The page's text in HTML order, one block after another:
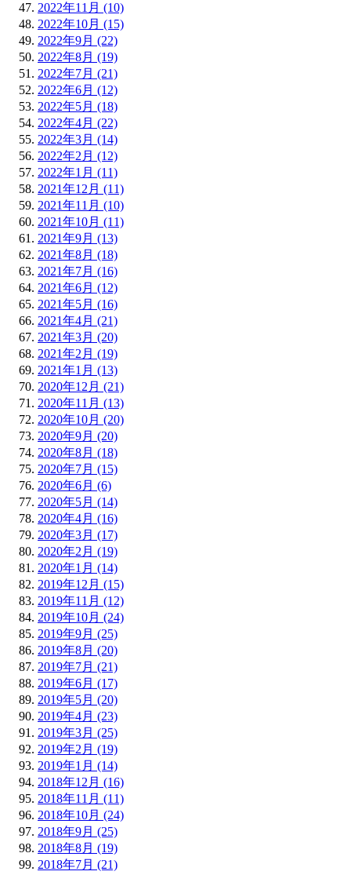
2022年11月 (10)
2022年10月 (15)
2022年9月 (22)
2022年8月 (19)
2022年7月 (21)
2022年6月 (12)
2022年5月 (18)
2022年4月 (22)
2022年3月 (14)
2022年2月 (12)
2022年1月 (11)
2021年12月 (11)
2021年11月 (10)
2021年10月 (11)
2021年9月 (13)
2021年8月 (18)
2021年7月 (16)
2021年6月 (12)
2021年5月 (16)
2021年4月 (21)
2021年3月 (20)
2021年2月 (19)
2021年1月 (13)
2020年12月 (21)
2020年11月 (13)
2020年10月 (20)
2020年9月 (20)
2020年8月 (18)
2020年7月 (15)
2020年6月 (6)
2020年5月 (14)
2020年4月 (16)
2020年3月 (17)
2020年2月 (19)
2020年1月 (14)
2019年12月 (15)
2019年11月 (12)
2019年10月 (24)
2019年9月 (25)
2019年8月 (20)
2019年7月 (21)
2019年6月 (17)
2019年5月 (20)
2019年4月 (23)
2019年3月 (25)
2019年2月 (19)
2019年1月 (14)
2018年12月 (16)
2018年11月 (11)
2018年10月 (24)
2018年9月 (25)
2018年8月 (19)
2018年7月 (21)